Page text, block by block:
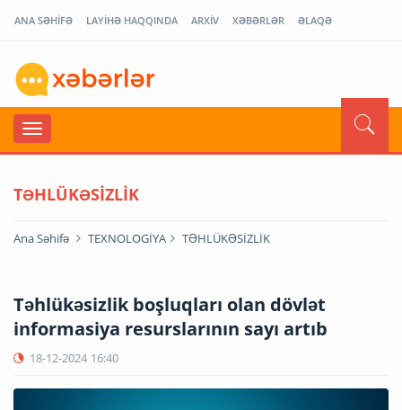
ANA SƏHİFƏ LAYİHƏ HAQQINDA ARXİV XƏBƏRLƏR ƏLAQƏ
TƏHLÜKƏSİZLİK
Ana Səhifə TEXNOLOGİYA TƏHLÜKƏSİZLİK
Təhlükəsizlik boşluqları olan dövlət
informasiya resurslarının sayı artıb
18-12-2024 16:40